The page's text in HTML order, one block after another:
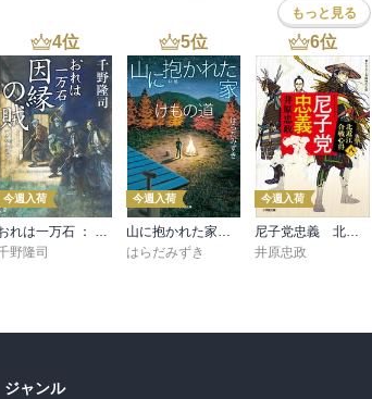
もっと見る
4位
今週入荷
おれは一万石 ： 38 因縁の賊
野隆司
5位
今週入荷
山に抱かれた家 けもの道
はらだみずき
6位
今週入荷
尼子党忠義 北近江合戦心得〈八〉
井原忠政
ジャンル